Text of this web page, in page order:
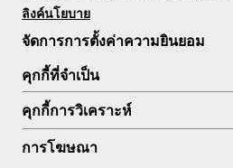
หากต้องการความช่วยเหลือ
ลิงค์นโยบาย
จัดการการตั้งค่าความยินยอม
คุกกี้ที่จำเป็น
คุกกี้การวิเคราะห์
การโฆษณา